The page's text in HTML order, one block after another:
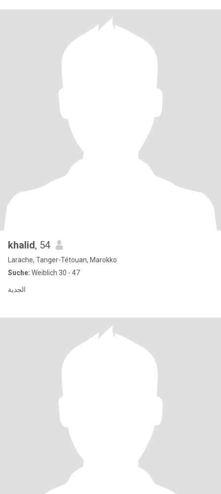
khalid, 54
Larache, Tanger-Tétouan, Marokko
Suche: Weiblich 30 - 47
الجدية